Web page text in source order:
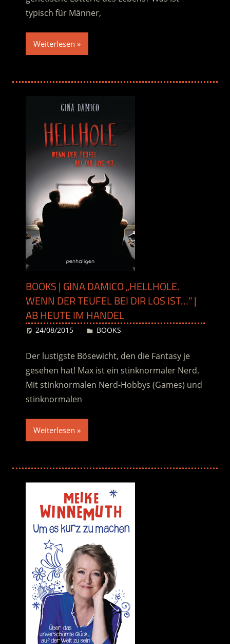
typisch für Männer,
Weiterlesen
BOOKS | GINA DAMICO „HELLHOLE.
WENN DER TEUFEL BEI DIR LOS IST…“ |
AB HEUTE IM HANDEL
24/08/2015 Desiree
BOOKS
Der lustigste Bösewicht, den die Fantasy je
gesehen hat! Max ist ein stinknormaler Nerd.
Mit stinknormalen Nerd-Hobbys (Games) und
stinknormalen
Weiterlesen